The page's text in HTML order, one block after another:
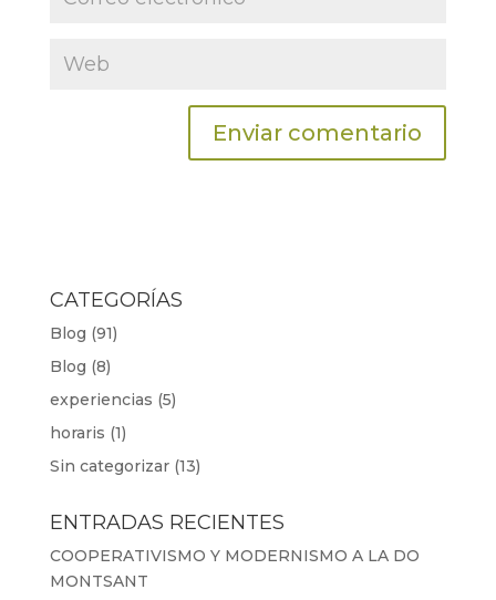
CATEGORÍAS
Blog (91)
Blog (8)
experiencias (5)
horaris (1)
Sin categorizar(13)
ENTRADAS RECIENTES
COOPERATIVISMO Y MODERNISMO A LA DO
MONTSANT